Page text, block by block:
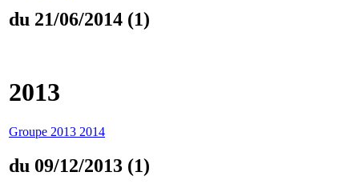
du 21/06/2014 (1)
2013
Groupe 2013 2014
du 09/12/2013 (1)